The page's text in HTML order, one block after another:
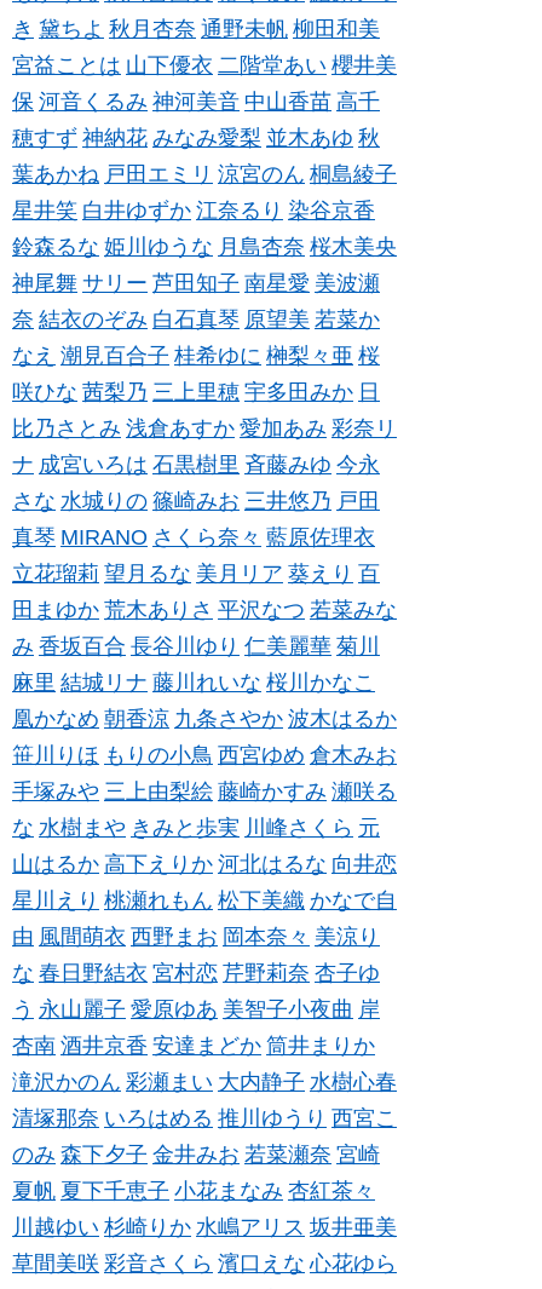
き 黛ちよ 秋月杏奈 通野未帆 柳田和美
宮益ことは 山下優衣 二階堂あい 櫻井美
保 河音くるみ 神河美音 中山香苗 高千
穂すず 神納花 みなみ愛梨 並木あゆ 秋
葉あかね 戸田エミリ 涼宮のん 桐島綾子
星井笑 白井ゆずか 江奈るり 染谷京香
鈴森るな 姫川ゆうな 月島杏奈 桜木美央
神尾舞 サリー 芦田知子 南星愛 美波瀬
奈 結衣のぞみ 白石真琴 原望美 若菜か
なえ 潮見百合子 桂希ゆに 榊梨々亜 桜
咲ひな 茜梨乃 三上里穂 宇多田みか 日
比乃さとみ 浅倉あすか 愛加あみ 彩奈リ
ナ 成宮いろは 石黒樹里 斉藤みゆ 今永
さな 水城りの 篠崎みお 三井悠乃 戸田
真琴 MIRANO さくら奈々 藍原佐理衣
立花瑠莉 望月るな 美月リア 葵えり 百
田まゆか 荒木ありさ 平沢なつ 若菜みな
み 香坂百合 長谷川ゆり 仁美麗華 菊川
麻里 結城リナ 藤川れいな 桜川かなこ
凰かなめ 朝香涼 九条さやか 波木はるか
笹川りほ もりの小鳥 西宮ゆめ 倉木みお
手塚みや 三上由梨絵 藤崎かすみ 瀬咲る
な 水樹まや きみと歩実 川峰さくら 元
山はるか 高下えりか 河北はるな 向井恋
星川えり 桃瀬れもん 松下美織 かなで自
由 風間萌衣 西野まお 岡本奈々 美涼り
な 春日野結衣 宮村恋 芹野莉奈 杏子ゆ
う 永山麗子 愛原ゆあ 美智子小夜曲 岸
杏南 酒井京香 安達まどか 筒井まりか
滝沢かのん 彩瀬まい 大内静子 水樹心春
清塚那奈 いろはめる 推川ゆうり 西宮こ
のみ 森下夕子 金井みお 若菜瀬奈 宮崎
夏帆 夏下千恵子 小花まなみ 杏紅茶々
川越ゆい 杉崎りか 水嶋アリス 坂井亜美
草間美咲 彩音さくら 濱口えな 心花ゆら